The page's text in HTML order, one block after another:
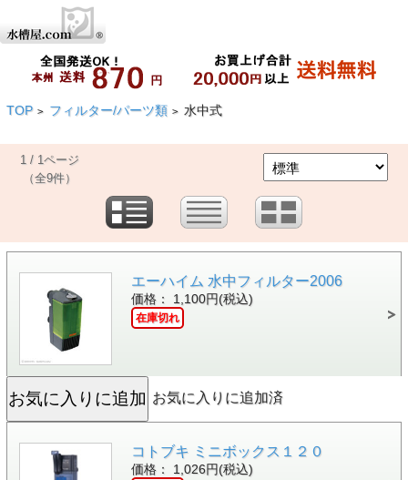
TOP > フィルター/パーツ類 > 水中式
1 / 1ページ
（全9件）
エーハイム 水中フィルター2006
価格： 1,100円(税込)
在庫切れ
お気に入りに追加済
コトブキ ミニボックス１２０
価格： 1,026円(税込)